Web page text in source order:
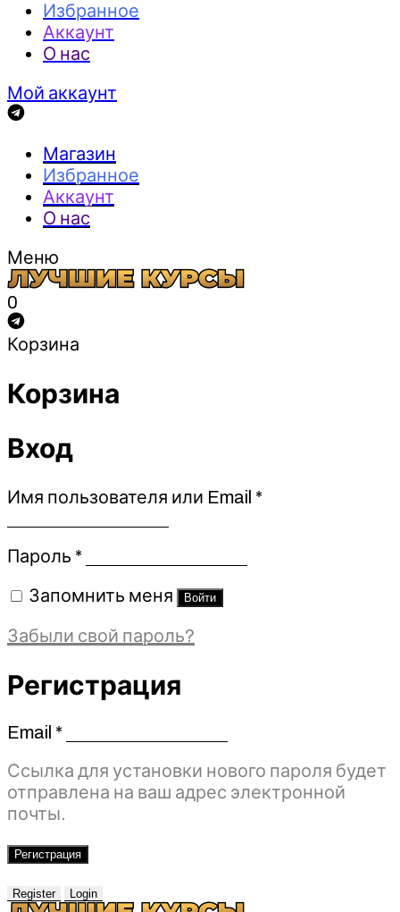
Избранное
Аккаунт
О нас
Мой аккаунт
Магазин
Избранное
Аккаунт
О нас
Меню
0
Корзина
Корзина
Вход
Имя пользователя или Email *Обязательно
Пароль *Обязательно
Запомнить меня Войти
Забыли свой пароль?
Регистрация
Email *Обязательно
Ссылка для установки нового пароля будет
отправлена ​​на ваш адрес электронной
почты.
Регистрация
Register Login